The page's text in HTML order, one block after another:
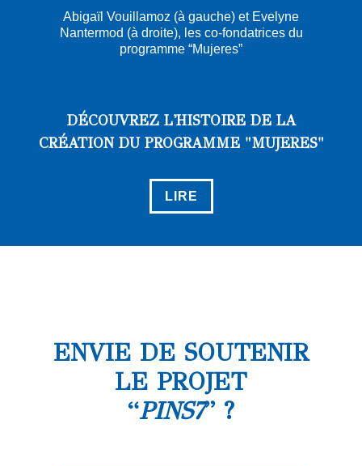
Abigaïl Vouillamoz (à gauche) et Evelyne
Nantermod (à droite), les co-fondatrices du
programme “Mujeres”
DÉCOUVREZ L'HISTOIRE DE LA
CRÉATION DU PROGRAMME "MUJERES"
LIRE
ENVIE DE SOUTENIR
LE PROJET
“PINS7” ?